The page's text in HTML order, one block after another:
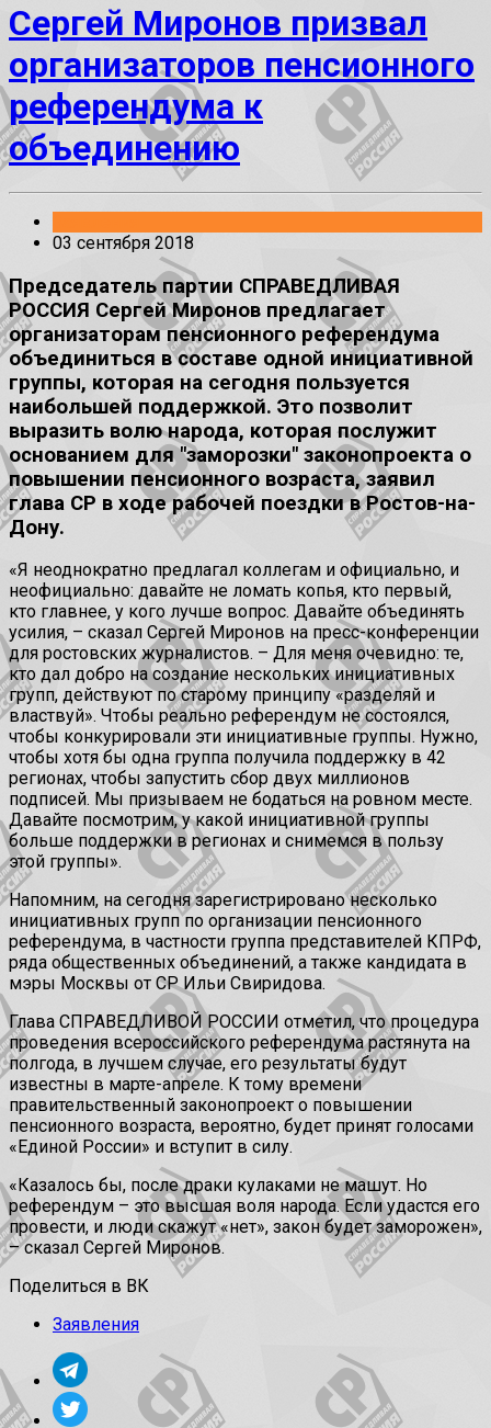
Сергей Миронов призвал
организаторов пенсионного
референдума к
объединению
03 сентября 2018
Председатель партии СПРАВЕДЛИВАЯ
РОССИЯ Сергей Миронов предлагает
организаторам пенсионного референдума
объединиться в составе одной инициативной
группы, которая на сегодня пользуется
наибольшей поддержкой. Это позволит
выразить волю народа, которая послужит
основанием для "заморозки" законопроекта о
повышении пенсионного возраста, заявил
глава СР в ходе рабочей поездки в Ростов-на-
Дону.
«Я неоднократно предлагал коллегам и официально, и
неофициально: давайте не ломать копья, кто первый,
кто главнее, у кого лучше вопрос. Давайте объединять
усилия, – сказал Сергей Миронов на пресс-конференции
для ростовских журналистов. – Для меня очевидно: те,
кто дал добро на создание нескольких инициативных
групп, действуют по старому принципу «разделяй и
властвуй». Чтобы реально референдум не состоялся,
чтобы конкурировали эти инициативные группы. Нужно,
чтобы хотя бы одна группа получила поддержку в 42
регионах, чтобы запустить сбор двух миллионов
подписей. Мы призываем не бодаться на ровном месте.
Давайте посмотрим, у какой инициативной группы
больше поддержки в регионах и снимемся в пользу
этой группы».
Напомним, на сегодня зарегистрировано несколько
инициативных групп по организации пенсионного
референдума, в частности группа представителей КПРФ,
ряда общественных объединений, а также кандидата в
мэры Москвы от СР Ильи Свиридова.
Глава СПРАВЕДЛИВОЙ РОССИИ отметил, что процедура
проведения всероссийского референдума растянута на
полгода, в лучшем случае, его результаты будут
известны в марте-апреле. К тому времени
правительственный законопроект о повышении
пенсионного возраста, вероятно, будет принят голосами
«Единой России» и вступит в силу.
«Казалось бы, после драки кулаками не машут. Но
референдум – это высшая воля народа. Если удастся его
провести, и люди скажут «нет», закон будет заморожен»,
– сказал Сергей Миронов.
Поделиться в ВК
Заявления